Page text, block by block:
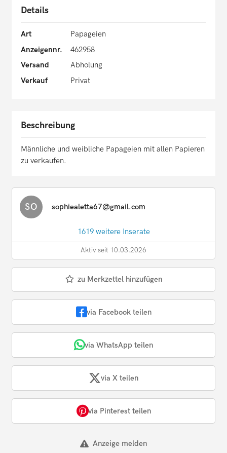
Details
Art
Papageien
Anzeigennr.
462958
Versand
Abholung
Verkauf
Privat
Beschreibung
Männliche und weibliche Papageien mit allen Papieren
zu verkaufen.
SO sophiealetta67@gmail.com
1619 weitere Inserate
Aktiv seit 10.03.2026
zu Merkzettel hinzufügen
via Facebook teilen
via WhatsApp teilen
via X teilen
via Pinterest teilen
Anzeige melden